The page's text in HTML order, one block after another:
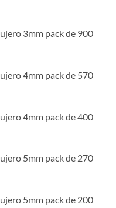
3mm pack de 900
4mm pack de 570
4mm pack de 400
5mm pack de 270
5mm pack de 200